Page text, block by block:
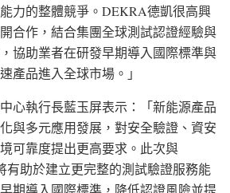
力的整體競爭。DEKRA德凱很高興
合作，結合集團全球測試認證經驗與
協助業者在研發早期導入國際標準與
產品進入全球市場。」
心執行長藍玉屏表示：「新能源產品
與多元應用發展，對安全驗證、資安
可靠度提出更高要求。此次與
有助於建立更完整的測試驗證服務能